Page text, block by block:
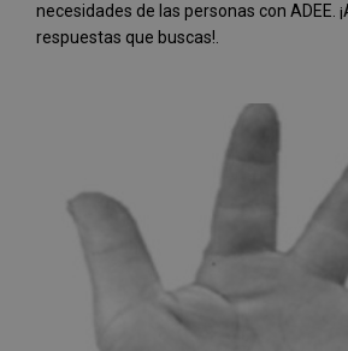
necesidades de las personas con ADEE.
respuestas que buscas!.